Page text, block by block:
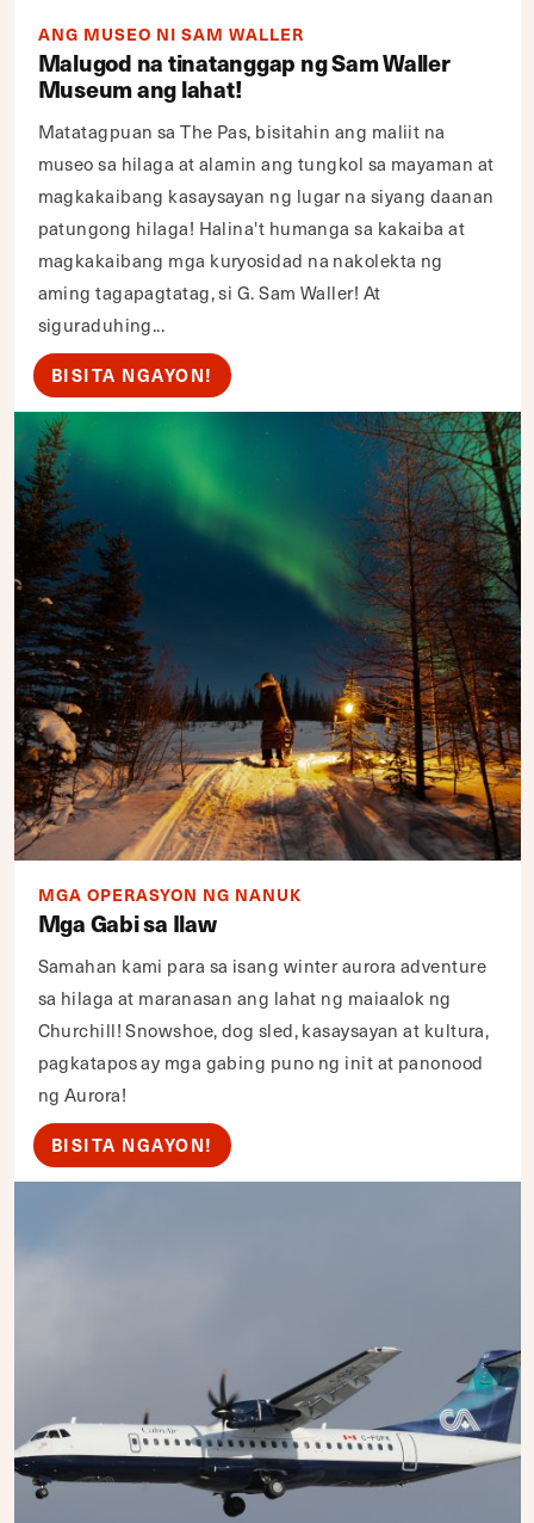
ANG MUSEO NI SAM WALLER
Malugod na tinatanggap ng Sam Waller
Museum ang lahat!
Matatagpuan sa The Pas, bisitahin ang maliit na
museo sa hilaga at alamin ang tungkol sa mayaman at
magkakaibang kasaysayan ng lugar na siyang daanan
patungong hilaga! Halina't humanga sa kakaiba at
magkakaibang mga kuryosidad na nakolekta ng
aming tagapagtatag, si G. Sam Waller! At
siguraduhing...
BISITA NGAYON!
MGA OPERASYON NG NANUK
Mga Gabi sa Ilaw
Samahan kami para sa isang winter aurora adventure
sa hilaga at maranasan ang lahat ng maiaalok ng
Churchill! Snowshoe, dog sled, kasaysayan at kultura,
pagkatapos ay mga gabing puno ng init at panonood
ng Aurora!
BISITA NGAYON!